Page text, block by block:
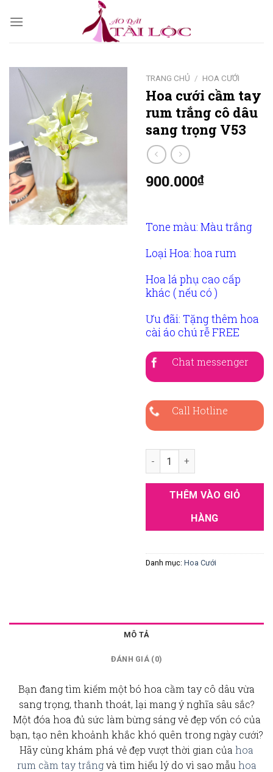
TRANG CHỦ / HOA CƯỚI
Hoa cưới cầm tay
rum trắng cô dâu
sang trọng V53
900.000₫
Tone màu: Màu trắng
Loại Hoa: hoa rum
Hoa lá phụ cao cấp
khác ( nếu có )
Ưu đãi: Tặng thêm hoa
cài áo chú rễ FREE
Chat messenger
Call Hotline
Hoa cưới cầm tay rum trắng
THÊM VÀO GIỎ
HÀNG
Danh mục: Hoa Cưới
MÔ TẢ
ĐÁNH GIÁ (0)
Bạn đang tìm kiếm một bó hoa cầm tay cô dâu vừa
sang trọng, thanh thoát, lại mang ý nghĩa sâu sắc?
Một đóa hoa đủ sức làm bừng sáng vẻ đẹp vốn có của
bạn, tạo nên khoảnh khắc khó quên trong ngày cưới?
Hãy cùng khám phá vẻ đẹp vượt thời gian của hoa
rum cầm tay trắngvà tìm hiểu lý do vì sao mẫu hoa